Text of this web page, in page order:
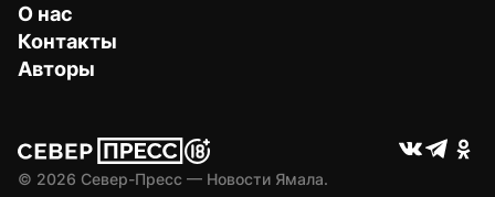
О нас
Контакты
Авторы
© 2026 Север-Пресс — Новости Ямала.